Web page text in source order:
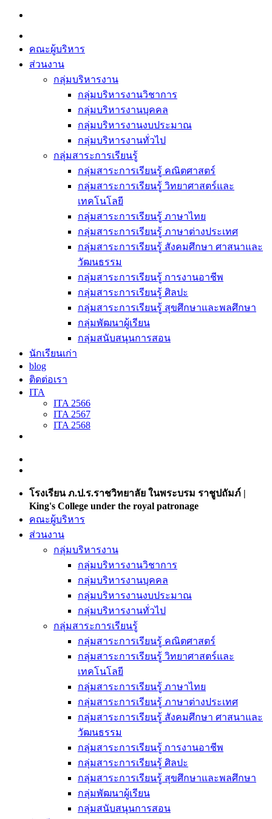
Skip
content
คณะผู้บริหาร
ส่วนงาน
กลุ่มบริหารงาน
กลุ่มบริหารงานวิชาการ
กลุ่มบริหารงานบุคคล
กลุ่มบริหารงานงบประมาณ
กลุ่มบริหารงานทั่วไป
กลุ่มสาระการเรียนรู้
กลุ่มสาระการเรียนรู้ คณิตศาสตร์
กลุ่มสาระการเรียนรู้ วิทยาศาสตร์และ
เทคโนโลยี
กลุ่มสาระการเรียนรู้ ภาษาไทย
กลุ่มสาระการเรียนรู้ ภาษาต่างประเทศ
กลุ่มสาระการเรียนรู้ สังคมศึกษา ศาสนาและ
วัฒนธรรม
กลุ่มสาระการเรียนรู้ การงานอาชีพ
กลุ่มสาระการเรียนรู้ ศิลปะ
กลุ่มสาระการเรียนรู้ สุขศึกษาและพลศึกษา
กลุ่มพัฒนาผู้เรียน
กลุ่มสนับสนุนการสอน
นักเรียนเก่า
blog
ติดต่อเรา
ITA
ITA 2566
ITA 2567
ITA 2568
โรงเรียน ภ.ป.ร.ราชวิทยาลัย ในพระบรม ราชูปถัมภ์ |
King's College under the royal patronage
คณะผู้บริหาร
ส่วนงาน
กลุ่มบริหารงาน
กลุ่มบริหารงานวิชาการ
กลุ่มบริหารงานบุคคล
กลุ่มบริหารงานงบประมาณ
กลุ่มบริหารงานทั่วไป
กลุ่มสาระการเรียนรู้
กลุ่มสาระการเรียนรู้ คณิตศาสตร์
กลุ่มสาระการเรียนรู้ วิทยาศาสตร์และ
เทคโนโลยี
กลุ่มสาระการเรียนรู้ ภาษาไทย
กลุ่มสาระการเรียนรู้ ภาษาต่างประเทศ
กลุ่มสาระการเรียนรู้ สังคมศึกษา ศาสนาและ
วัฒนธรรม
กลุ่มสาระการเรียนรู้ การงานอาชีพ
กลุ่มสาระการเรียนรู้ ศิลปะ
กลุ่มสาระการเรียนรู้ สุขศึกษาและพลศึกษา
กลุ่มพัฒนาผู้เรียน
กลุ่มสนับสนุนการสอน